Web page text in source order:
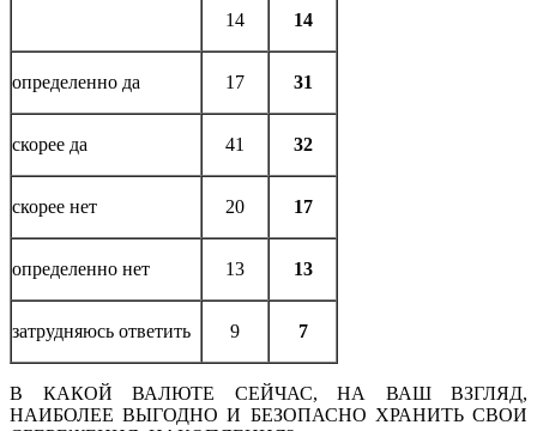
14
14
определенно да 17 31
скорее да 41 32
скорее нет 20 17
определенно нет 13 13
затрудняюсь ответить 9 7
В КАКОЙ ВАЛЮТЕ СЕЙЧАС, НА ВАШ ВЗГЛЯД,
НАИБОЛЕЕ ВЫГОДНО И БЕЗОПАСНО ХРАНИТЬ СВОИ